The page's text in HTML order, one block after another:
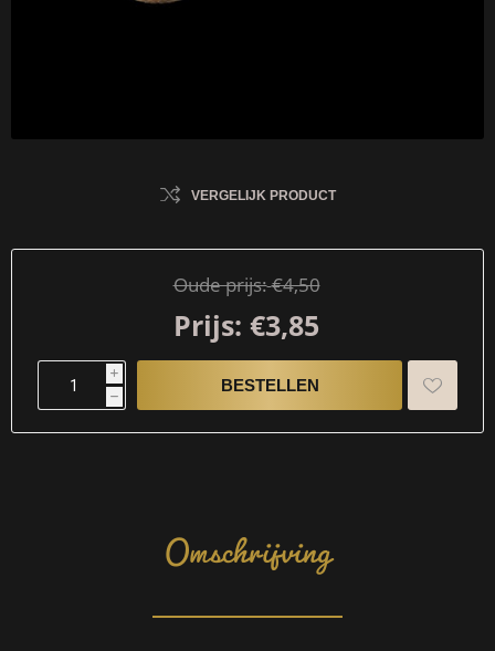
VERGELIJK PRODUCT
Oude prijs:€4,50
Prijs: €3,85
i
h
Omschrijving